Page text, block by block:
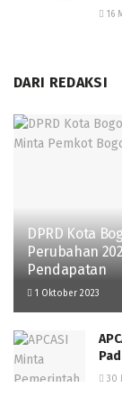
16
DARI REDAKSI
DPRD Kota
Perubahan
Pendapatan
1 Oktober 2023
30